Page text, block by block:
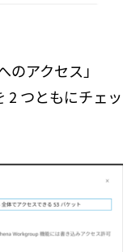
のアクセス」
2 つともにチェッ